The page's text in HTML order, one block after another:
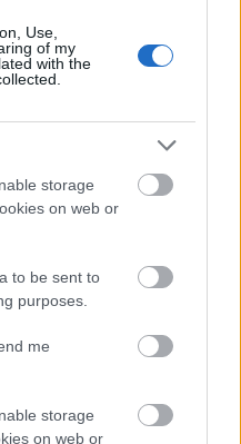
Use,
of my
with the
storage
on web or
to be sent to
purposes.
me
storage
on web or
még ott lebegett a
az USA-ban is
"ojjektumok" ...
pince?
házat,
a Mártírok